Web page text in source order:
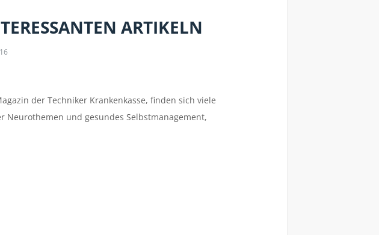
ARTIKELN
der Techniker Krankenkasse, finden sich viele
und gesundes Selbstmanagement,